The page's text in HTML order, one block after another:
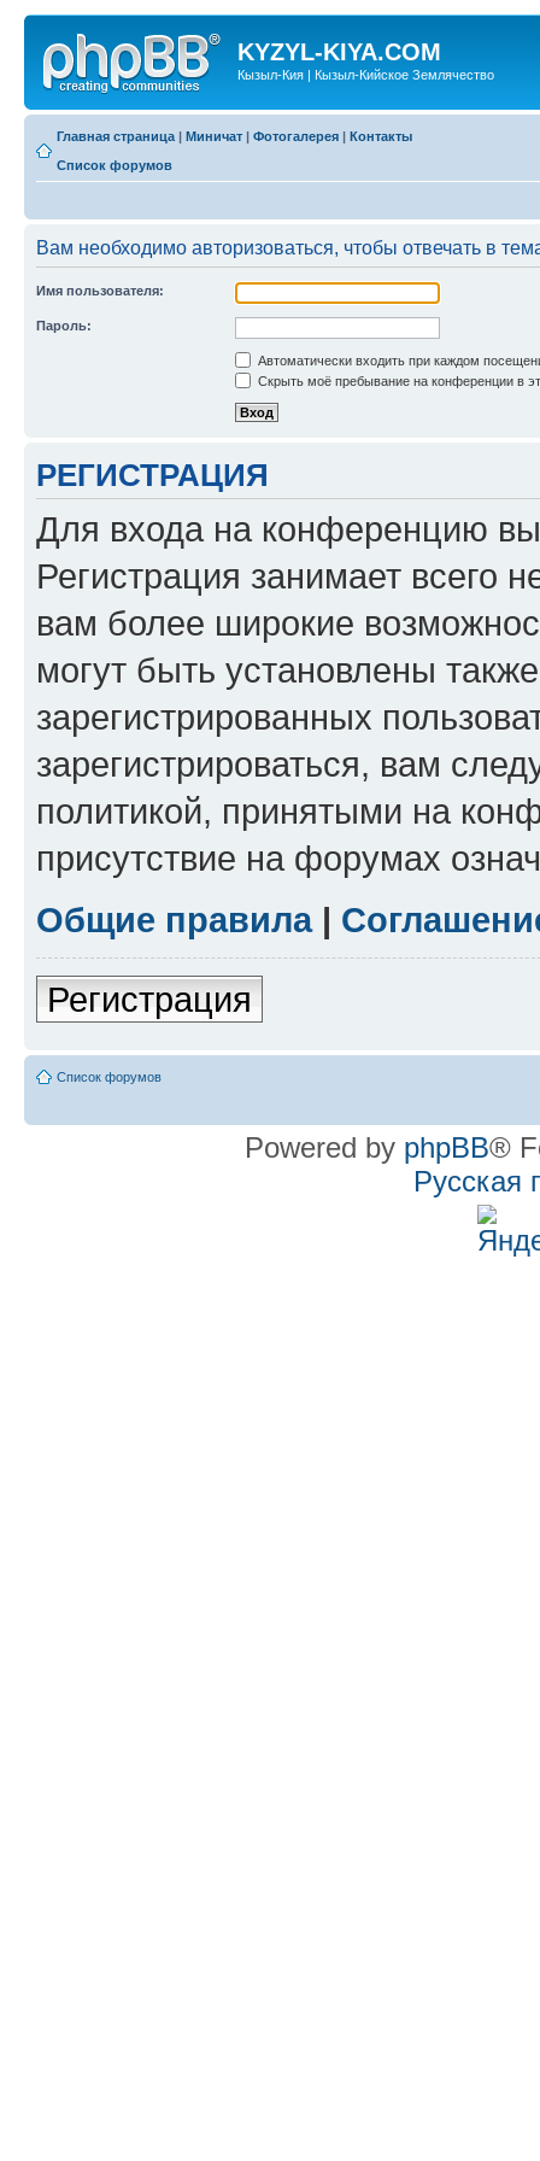
KYZYL-KIYA.COM
Кызыл-Кия | Кызыл-Кийское Землячество
Главная страница | Миничат | Фотогалерея | Контакты
Список форумов
Вам необходимо авторизоваться, чтобы отвечать в
Имя пользователя:
Пароль:
Автоматически входить при каждом
Скрыть моё пребывание на конференции в
РЕГИСТРАЦИЯ
Для входа на конференцию
Регистрация занимает всего
вам более широкие
могут быть установлены
зарегистрированных
зарегистрироваться, вам
политикой, принятыми на
присутствие на форумах
Общие правила|
Регистрация
Список форумов
Powered by phpBB®
Русская